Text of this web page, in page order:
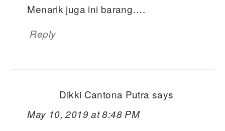
Menarik juga ini barang….
Reply
Dikki Cantona Putra says
May 10, 2019 at 8:48 PM